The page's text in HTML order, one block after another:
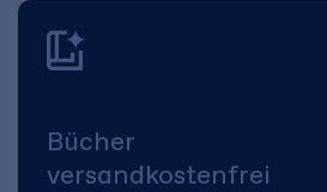
Bücher
versandkostenfrei